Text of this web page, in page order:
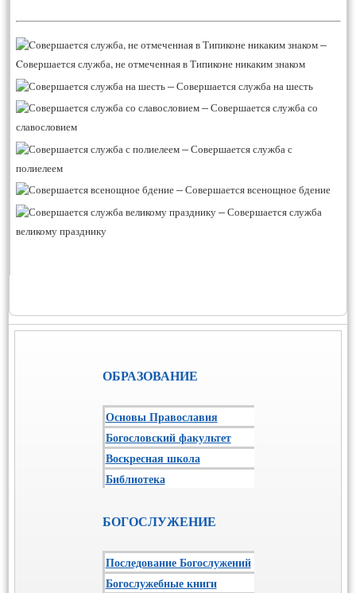
–
Cовершается служба, не отмеченная в Типиконе никаким знаком
–Совершается служба на шесть
–Совершается служба со
славословием
–Совершается служба с
полиелеем
–Совершается всенощное бдение
–Совершается служба
великому празднику
ОБРАЗОВАНИЕ
Основы Православия
Богословский факультет
Воскресная школа
Библиотека
БОГОСЛУЖЕНИЕ
Последование Богослужений
Богослужебные книги